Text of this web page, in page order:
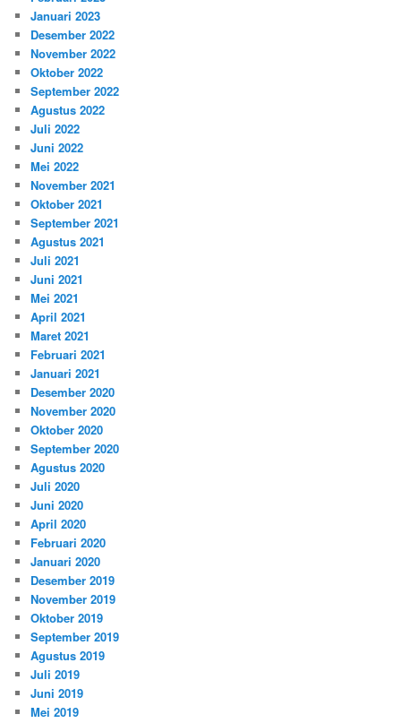
Januari 2023
Desember 2022
November 2022
Oktober 2022
September 2022
Agustus 2022
Juli 2022
Juni 2022
Mei 2022
November 2021
Oktober 2021
September 2021
Agustus 2021
Juli 2021
Juni 2021
Mei 2021
April 2021
Maret 2021
Februari 2021
Januari 2021
Desember 2020
November 2020
Oktober 2020
September 2020
Agustus 2020
Juli 2020
Juni 2020
April 2020
Februari 2020
Januari 2020
Desember 2019
November 2019
Oktober 2019
September 2019
Agustus 2019
Juli 2019
Juni 2019
Mei 2019